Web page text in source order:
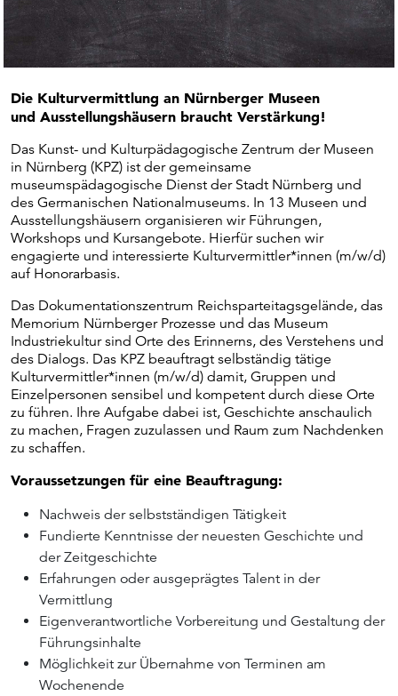
Die Kulturvermittlung an Nürnberger Museen
und Ausstellungshäusern braucht Verstärkung!
Das Kunst- und Kulturpädagogische Zentrum der Museen
in Nürnberg (KPZ) ist der gemeinsame
museumspädagogische Dienst der Stadt Nürnberg und
des Germanischen Nationalmuseums. In 13 Museen und
Ausstellungshäusern organisieren wir Führungen,
Workshops und Kursangebote. Hierfür suchen wir
engagierte und interessierte Kulturvermittler*innen (m/w/d)
auf Honorarbasis.
Das Dokumentationszentrum Reichsparteitagsgelände, das
Memorium Nürnberger Prozesse und das Museum
Industriekultur sind Orte des Erinnerns, des Verstehens und
des Dialogs. Das KPZ beauftragt selbständig tätige
Kulturvermittler*innen (m/w/d) damit, Gruppen und
Einzelpersonen sensibel und kompetent durch diese Orte
zu führen. Ihre Aufgabe dabei ist, Geschichte anschaulich
zu machen, Fragen zuzulassen und Raum zum Nachdenken
zu schaffen.
Voraussetzungen für eine Beauftragung:
Nachweis der selbstständigen Tätigkeit
Fundierte Kenntnisse der neuesten Geschichte und
der Zeitgeschichte
Erfahrungen oder ausgeprägtes Talent in der
Vermittlung
Eigenverantwortliche Vorbereitung und Gestaltung der
Führungsinhalte
Möglichkeit zur Übernahme von Terminen am
Wochenende